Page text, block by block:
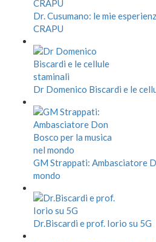
Dr. Cusumano: le mie
CRAPU
Dr Domenico Biscardi e le
GM Strappati: Ambasciatore
mondo
Dr.Biscardi e prof. Iorio su 5G